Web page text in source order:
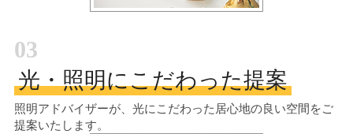
03
光・照明にこだわった提案
照明アドバイザーが、光にこだわった居心地の良い空間をご
提案いたします。